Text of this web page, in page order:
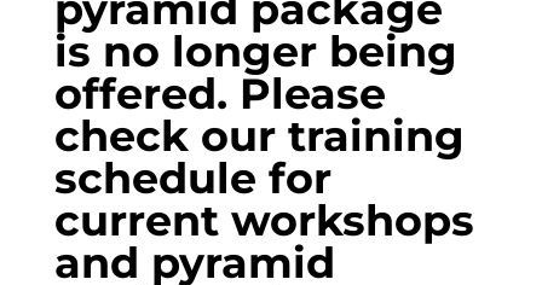
is no longer being
offered. Please
check our training
schedule for
current workshops
and pyramid